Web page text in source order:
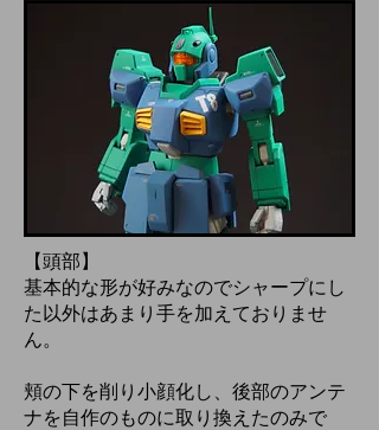
【頭部】
基本的な形が好みなのでシャープにし
た以外はあまり手を加えておりませ
ん。
頬の下を削り小顔化し、後部のアンテ
ナを自作のものに取り換えたのみで